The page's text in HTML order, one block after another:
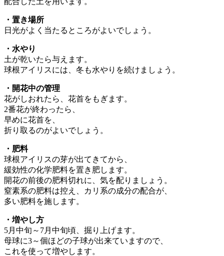
・置き場所
日光がよく当たるところがよいでしょう。
・水やり
土が乾いたら与えます。
球根アイリスには、冬も水やりを続けましょう。
・開花中の管理
花がしおれたら、花首をもぎます。
2番花が終わったら、
早めに花首を、
折り取るのがよいでしょう。
・肥料
球根アイリスの芽が出てきてから、
緩効性の化学肥料を置き肥します。
開花の前後の肥料切れに、気を配りましょう。
窒素系の肥料は控え、カリ系の成分の配合が、
多い肥料を施します。
・増やし方
5月中旬～7月中旬頃、掘り上げます。
母球に3～個ほどの子球が出来ていますので、
これを使って増やします。